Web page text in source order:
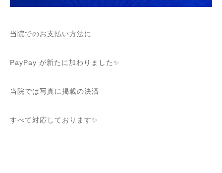
当院でのお支払い方法に
PayPay が新たに加わりました✨
当院では写真に掲載の決済
すべて対応しております✨